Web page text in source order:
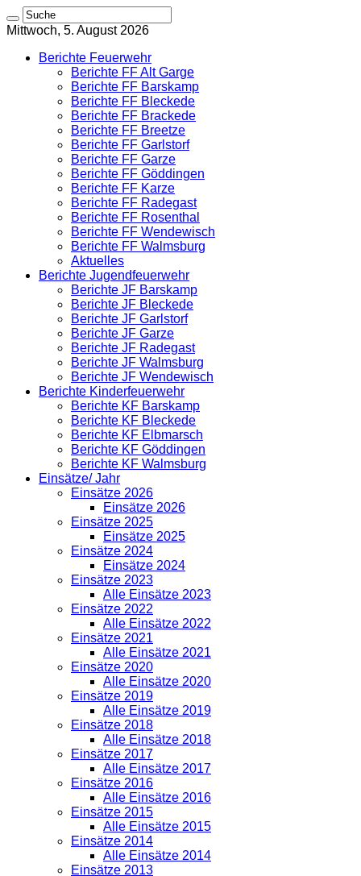
Mittwoch, 5. August 2026
Berichte Feuerwehr
Berichte FF Alt Garge
Berichte FF Barskamp
Berichte FF Bleckede
Berichte FF Brackede
Berichte FF Breetze
Berichte FF Garlstorf
Berichte FF Garze
Berichte FF Göddingen
Berichte FF Karze
Berichte FF Radegast
Berichte FF Rosenthal
Berichte FF Wendewisch
Berichte FF Walmsburg
Aktuelles
Berichte Jugendfeuerwehr
Berichte JF Barskamp
Berichte JF Bleckede
Berichte JF Garlstorf
Berichte JF Garze
Berichte JF Radegast
Berichte JF Walmsburg
Berichte JF Wendewisch
Berichte Kinderfeuerwehr
Berichte KF Barskamp
Berichte KF Bleckede
Berichte KF Elbmarsch
Berichte KF Göddingen
Berichte KF Walmsburg
Einsätze/ Jahr
Einsätze 2026
Einsätze 2026
Einsätze 2025
Einsätze 2025
Einsätze 2024
Einsätze 2024
Einsätze 2023
Alle Einsätze 2023
Einsätze 2022
Alle Einsätze 2022
Einsätze 2021
Alle Einsätze 2021
Einsätze 2020
Alle Einsätze 2020
Einsätze 2019
Alle Einsätze 2019
Einsätze 2018
Alle Einsätze 2018
Einsätze 2017
Alle Einsätze 2017
Einsätze 2016
Alle Einsätze 2016
Einsätze 2015
Alle Einsätze 2015
Einsätze 2014
Alle Einsätze 2014
Einsätze 2013